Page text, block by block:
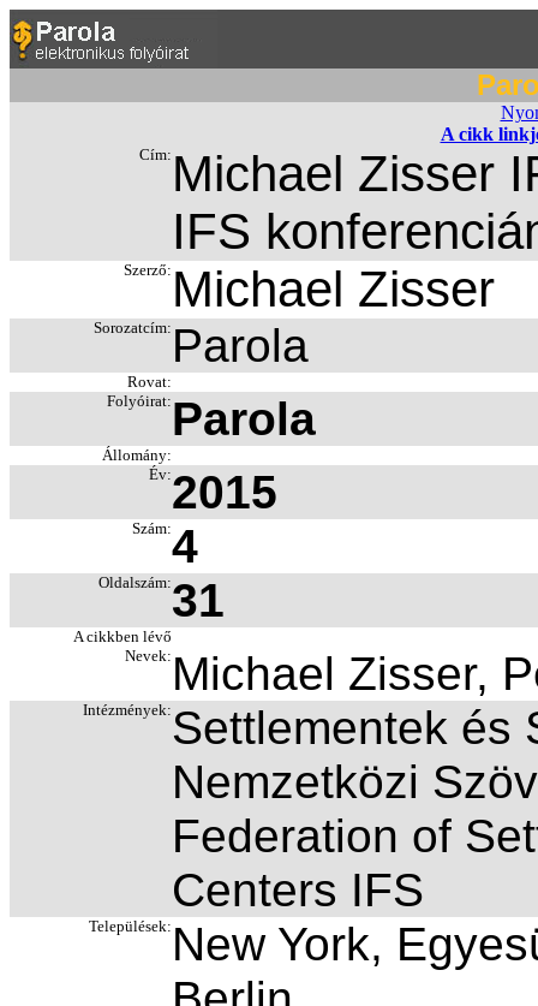
A cikk
Cím: Michael Zisser
IFS
Szerző: Michael Zisser
Sorozatcím: Parola
Rovat:
Folyóirat: Parola
Állomány:
Év:2015
Szám:4
Oldalszám:31
A cikkben lévő
Nevek: Michael Zisser,
Intézmények: Settlementek és
Nemzetközi
Federation of
Centers IFS
Települések: New York,